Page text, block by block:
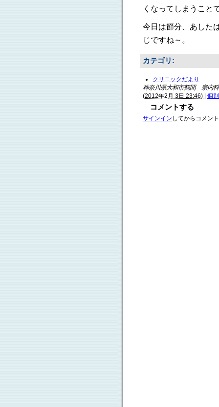
くなってしまうこと
今日は節分、あした
じですね～。
カテゴリ :
クリニックだより
神奈川県大和市鶴間 宗内
(2012年2月 3日 23:46) 個
コメントする
サインイン してからコメン